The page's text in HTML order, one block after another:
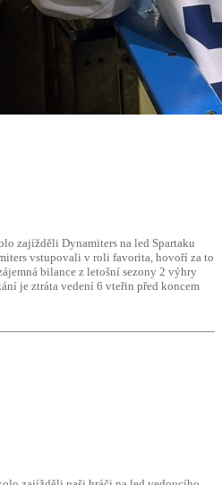
zajížděli Dynamiters na led Spartaku
vstupovali v roli favorita, hovoří za to
bilance z letošní sezony 2 výhry
je ztráta vedení 6 vteřin před koncem